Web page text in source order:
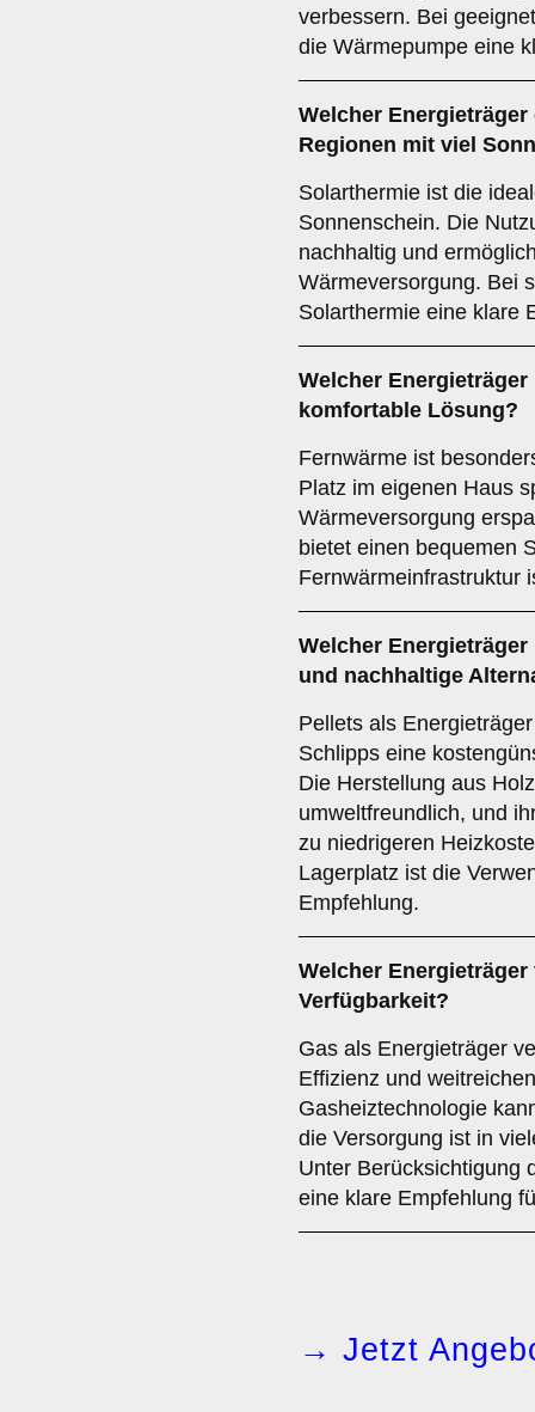
verbessern. Bei
die Wärmepumpe eine
Welcher Energieträger
Regionen mit viel
Solarthermie ist die
Sonnenschein. Die
nachhaltig und
Wärmeversorgung. Bei
Solarthermie eine klare
Welcher Energieträger
komfortable Lösung?
Fernwärme ist
Platz im eigenen Haus
Wärmeversorgung
bietet einen bequemen
Fernwärmeinfrastruktur
Welcher Energieträger
und nachhaltige
Pellets als
Schlipps eine
Die Herstellung aus
umweltfreundlich, und
zu niedrigeren
Lagerplatz ist die
Empfehlung.
Welcher Energieträger
Verfügbarkeit?
Gas als Energieträger
Effizienz und
Gasheiztechnologie
die Versorgung ist in
Unter Berücksichtigung
eine klare Empfehlung
→ Jetzt